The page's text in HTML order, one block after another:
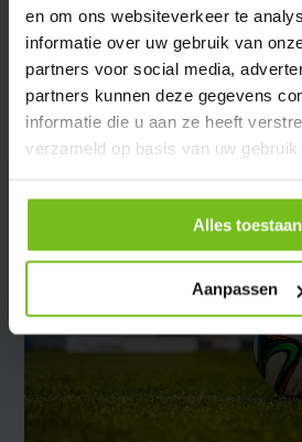
en om ons websiteverkeer te
informatie over uw gebruik van
partners voor social media,
partners kunnen deze gegevens
informatie die u aan ze heeft
verzameld op basis van uw
Alles toestaan
Aanpassen
Reviews
Delen